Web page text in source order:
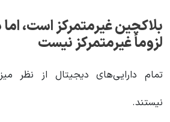
بلاکچین غیرمتمرکز است،
لزوماً غیرمتمرکز نیست
تمام دارایی‌های دیجیتال از نظر
نیستند.